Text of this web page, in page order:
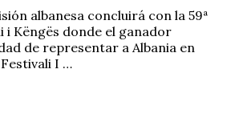
albanesa concluirá con la 59ª
i Këngës donde el ganador
de representar a Albania en
Festivali I …